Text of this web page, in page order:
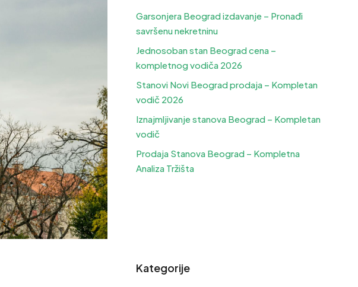
Garsonjera Beograd izdavanje – Pronađi
savršenu nekretninu
Jednosoban stan Beograd cena –
kompletnog vodiča 2026
Stanovi Novi Beograd prodaja – Kompletan
vodič 2026
Iznajmljivanje stanova Beograd – Kompletan
vodič
Prodaja Stanova Beograd – Kompletna
Analiza Tržišta
Kategorije